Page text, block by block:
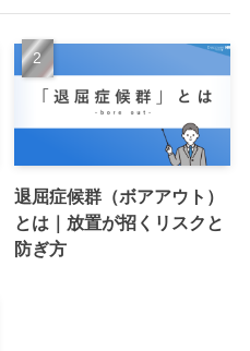
退屈症候群（ボアアウト）
とは｜放置が招くリスクと
防ぎ方